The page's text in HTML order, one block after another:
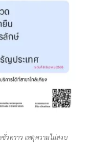
วคราว เหตุความไม่สงบ